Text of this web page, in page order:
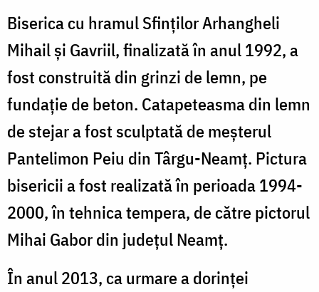
Biserica cu hramul Sfinţilor Arhangheli
Mihail şi Gavriil, finalizată în anul 1992, a
fost construită din grinzi de lemn, pe
fundaţie de beton. Catapeteasma din lemn
de stejar a fost sculptată de meşterul
Pantelimon Peiu din Târgu-Neamţ. Pictura
bisericii a fost realizată în perioada 1994-
2000, în tehnica tempera, de către pictorul
Mihai Gabor din judeţul Neamţ.
În anul 2013, ca urmare a dorinței